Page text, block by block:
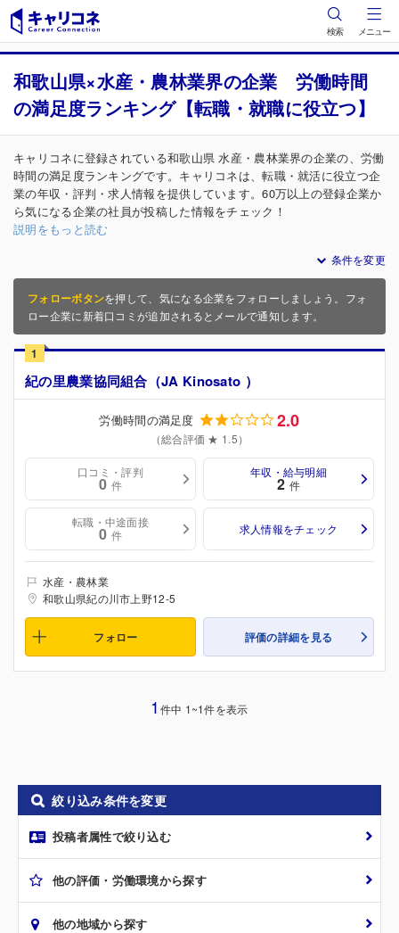
検索 メニュー
和歌山県×水産・農林業界の企業 労働時間
の満足度ランキング【転職・就職に役立つ】
キャリコネに登録されている和歌山県 水産・農林業界の企業の、労働
時間の満足度ランキングです。キャリコネは、転職・就活に役立つ企
業の年収・評判・求人情報を提供しています。60万以上の登録企業か
ら気になる企業の社員が投稿した情報をチェック！
説明をもっと読む
条件を変更
フォローボタンを押して、気になる企業をフォローしましょう。フォ
ロー企業に新着口コミが追加されるとメールで通知します。
1
紀の里農業協同組合（JA Kinosato ）
労働時間の満足度 2.0
（総合評価 ★ 1.5）
口コミ・評判
0 件
年収・給与明細
2 件
転職・中途面接
0 件 求人情報をチェック
水産・農林業
和歌山県紀の川市上野12-5
フォロー 評価の詳細を見る
1 件中 1~1件を表示
絞り込み条件を変更
投稿者属性で絞り込む
他の評価・労働環境から探す
他の地域から探す